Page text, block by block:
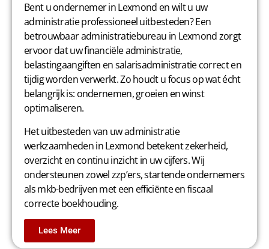
Bent u ondernemer in Lexmond en wilt u uw
administratie professioneel uitbesteden? Een
betrouwbaar administratiebureau in Lexmond zorgt
ervoor dat uw financiële administratie,
belastingaangiften en salarisadministratie correct en
tijdig worden verwerkt. Zo houdt u focus op wat écht
belangrijk is: ondernemen, groeien en winst
optimaliseren.
Het uitbesteden van uw administratie
werkzaamheden in Lexmond betekent zekerheid,
overzicht en continu inzicht in uw cijfers. Wij
ondersteunen zowel zzp’ers, startende ondernemers
als mkb-bedrijven met een efficiënte en fiscaal
correcte boekhouding.
Lees Meer